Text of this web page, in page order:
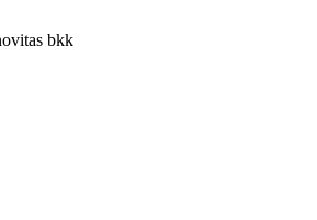
bkk